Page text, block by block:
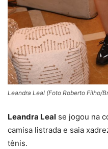
Leandra Leal (Foto Roberto Filho/
Leandra Leal se jogou na
camisa listrada e saia
tênis.